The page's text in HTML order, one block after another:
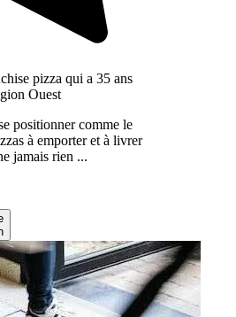
pizza qui a 35 ans
Ouest
positionner comme le
à emporter et à livrer
jamais rien ...